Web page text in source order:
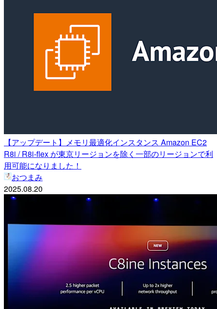
【アップデート】メモリ最適化インスタンス Amazon EC2
R8i / R8i-flex が東京リージョンを除く一部のリージョンで利
用可能になりました！
おつまみ
2025.08.20